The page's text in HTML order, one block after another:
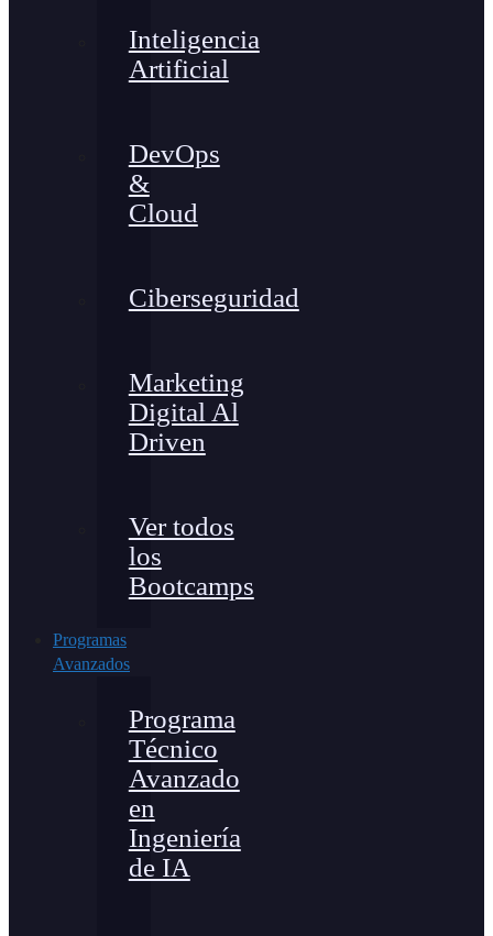
Inteligencia
Artificial
DevOps
&
Cloud
Ciberseguridad
Marketing
Digital Al
Driven
Ver todos
los
Bootcamps
Programas
Avanzados
Programa
Técnico
Avanzado
en
Ingeniería
de IA